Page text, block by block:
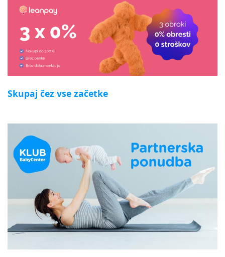
Skupaj čez vse začetke